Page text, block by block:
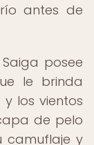
antes de
posee
le brinda
los vientos
de pelo
camuflaje y